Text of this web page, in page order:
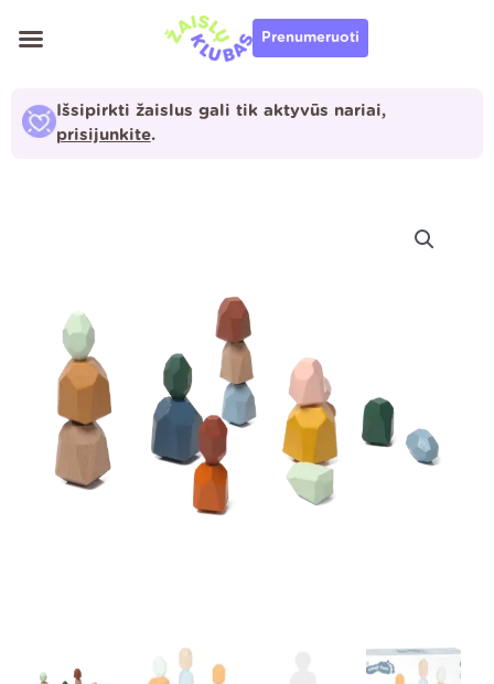
prie
Prenumeruoti
Išsipirkti žaislus gali tik aktyvūs nariai,
prisijunkite.